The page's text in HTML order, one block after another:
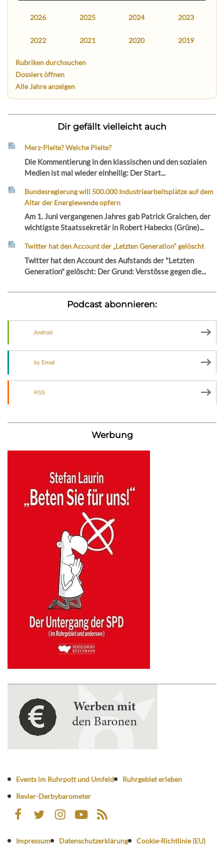
2026 2025 2024 2023
2022 2021 2020 2019
Rubriken durchsuchen
Dossiers öffnen
Alle Jahre anzeigen
Dir gefällt vielleicht auch
Merz-Pleite? Welche Pleite?
Die Kommentierung in den klassischen und den sozialen
Medien ist mal wieder einhellig: Der Start...
Bundesregierung will 500.000 Industriearbeitsplätze auf dem
Altar der Energiewende opfern
Am 1. Juni vergangenen Jahres gab Patrick Graichen, der
wichtigste Staatssekretär in Robert Habecks (Grüne)...
Twitter hat den Account der „Letzten Generation“ gelöscht
Twitter hat den Account des Aufstands der "Letzten
Generation" gelöscht: Der Grund: Verstösse gegen die...
Podcast abonnieren:
Android
by Email
RSS
Werbung
Events im Ruhrpott und Umfeld
Ruhrgebiet erleben
Revier-Derbybarometer
Impressum Datenschutzerklärung
Cookie-Richtlinie (EU)